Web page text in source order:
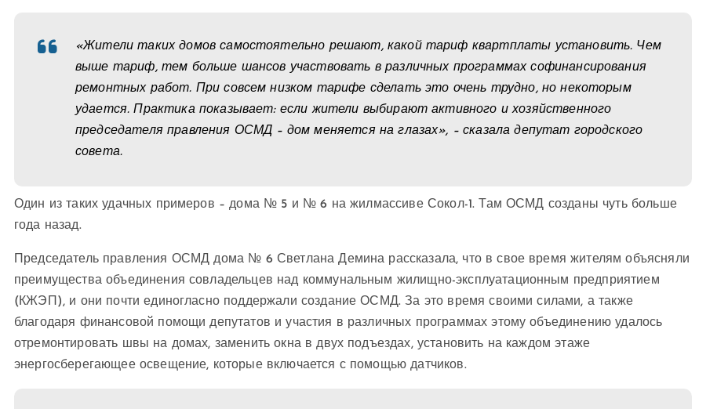
«Жители таких домов самостоятельно решают, какой тариф квартплаты установить. Чем
выше тариф, тем больше шансов участвовать в различных программах софинансирования
ремонтных работ. При совсем низком тарифе сделать это очень трудно, но некоторым
удается. Практика показывает: если жители выбирают активного и хозяйственного
председателя правления ОСМД – дом меняется на глазах», – сказала депутат городского
совета.
Один из таких удачных примеров – дома № 5 и № 6 на жилмассиве Сокол-1. Там ОСМД созданы чуть больше
года назад.
Председатель правления ОСМД дома № 6 Светлана Демина рассказала, что в свое время жителям объясняли
преимущества объединения совладельцев над коммунальным жилищно-эксплуатационным предприятием
(КЖЭП), и они почти единогласно поддержали создание ОСМД. За это время своими силами, а также
благодаря финансовой помощи депутатов и участия в различных программах этому объединению удалось
отремонтировать швы на домах, заменить окна в двух подъездах, установить на каждом этаже
энергосберегающее освещение, которые включается с помощью датчиков.